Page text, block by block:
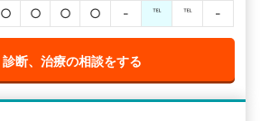
○ ○ ○ ○ - ℡ ℡ -
診断、治療の相談をする